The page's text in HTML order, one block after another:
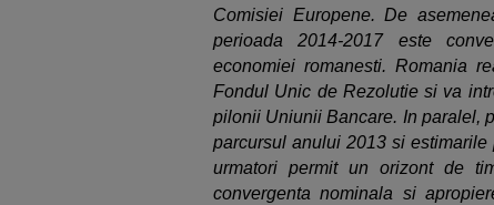
Comisiei Europene. De
perioada 2014-2017 este
economiei romanesti. Romania
Fondul Unic de Rezolutie si va
pilonii Uniunii Bancare. In paralel,
parcursul anului 2013 si
urmatori permit un orizont de
convergenta nominala si